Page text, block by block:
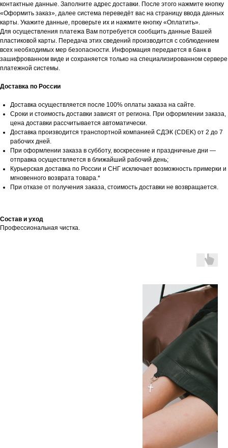
контактные данные. Заполните адрес доставки. После этого нажмите кнопку
«Оформить заказ», далее система переведёт вас на страницу ввода данных
карты. Укажите данные, проверьте их и нажмите кнопку «Оплатить».
Для осуществления платежа Вам потребуется сообщить данные Вашей
пластиковой карты. Передача этих сведений производится с соблюдением
всех необходимых мер безопасности. Информация передается в банк в
зашифрованном виде и сохраняется только на специализированном сервере
платежной системы.
Доставка по России
Доставка осуществляется после 100% оплаты заказа на сайте.
Сроки и стоимость доставки зависят от региона. При оформлении заказа,
цена доставки рассчитывается автоматически.
Доставка производится транспортной компанией СДЭК (CDEK) от 2 до 7
рабочих дней.
При оформлении заказа в субботу, воскресение и праздничные дни —
отправка осуществляется в ближайший рабочий день;
Курьерская доставка по России и СНГ исключает возможность примерки и
мгновенного возврата товара.*
При отказе от получения заказа, стоимость доставки не возвращается.
Состав и уход
Профессиональная чистка.